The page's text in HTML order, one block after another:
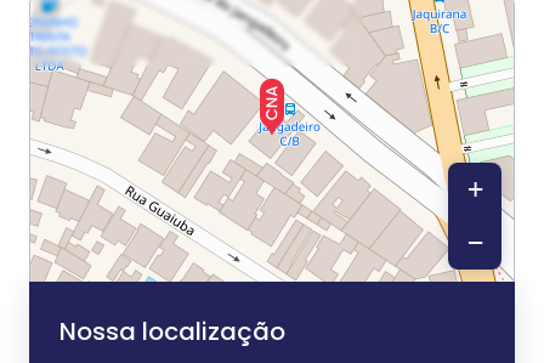
Nossa localização
+
−